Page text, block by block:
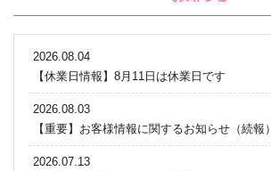
2026.08.04
【休業日情報】8月11日は休業日です
2026.08.03
【重要】お客様情報に関するお知らせ（続報）
2026.07.13